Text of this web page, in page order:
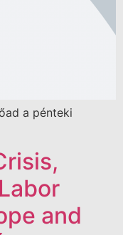
a pénteki
and